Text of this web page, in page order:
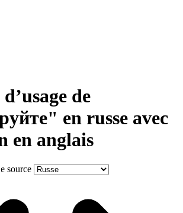
de
en russe avec
en anglais
source